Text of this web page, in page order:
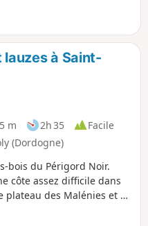
à Saint-
m 2h 35
Facile
(Dordogne)
bois du Périgord Noir.
côte assez difficile dans
des Malénies et du